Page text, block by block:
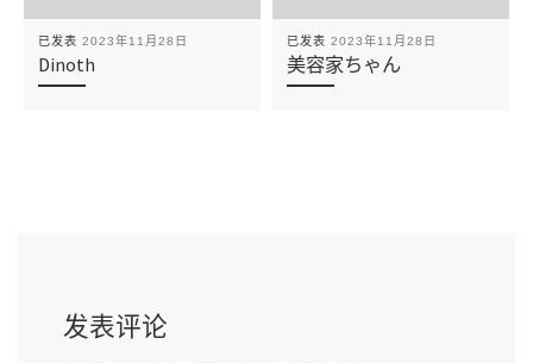
已发表 2023年11月28日
Dinoth
已发表 2023年11月28日
美容家ちゃん
发表评论